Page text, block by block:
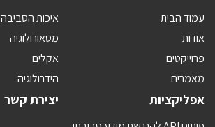
עמוד הבית
אודות
פרוייקטים
מאמרים
איכות הסביבה
מטאורולוגיה
אקלים
הידרולוגיה
אפליקציות יצירת קשר